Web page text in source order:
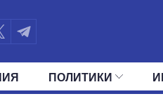
ПОЛИТИКИ